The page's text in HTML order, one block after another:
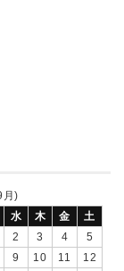
月)
水 木 金
土
2 3 4
5
9 10 11
12